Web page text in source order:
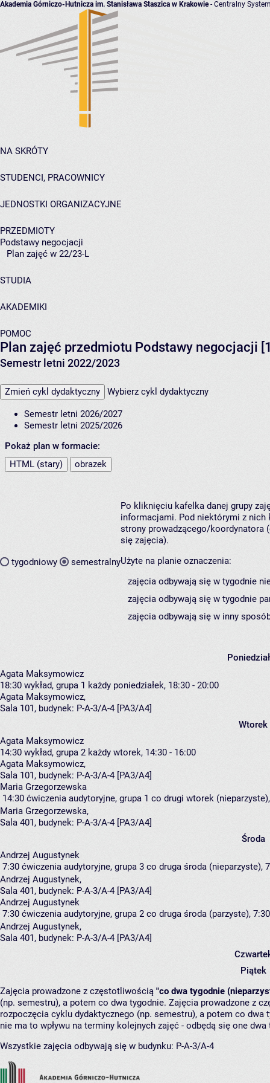
Akademia Górniczo-Hutnicza im. Stanisława Staszica w Krakowie- Centralny
NA SKRÓTY
STUDENCI, PRACOWNICY
JEDNOSTKI ORGANIZACYJNE
PRZEDMIOTY
Podstawy negocjacji
Plan zajęć w 22/23-L
STUDIA
AKADEMIKI
POMOC
Plan zajęć przedmiotu Podstawy negocjacji
Semestr letni 2022/2023
Zmień cykl dydaktyczny Wybierz cykl dydaktyczny
Semestr letni 2026/2027
Semestr letni 2025/2026
Pokaż plan w formacie:
HTML (stary)
obrazek
tygodniowy semestralny
Po kliknięciu kafelka danej grupy
informacjami. Pod niektórymi z nich
strony prowadzącego/koordynatora
się zajęcia).
Użyte na planie oznaczenia:
zajęcia odbywają się w tygodnie
zajęcia odbywają się w tygodnie
zajęcia odbywają się w inny
Agata Maksymowicz
18:30 wykład, grupa 1 każdy poniedziałek, 18:30 - 20:00
Agata Maksymowicz,
Sala 101, budynek: P-A-3/A-4 [PA3/A4]
Wtorek
Agata Maksymowicz
14:30 wykład, grupa 2 każdy wtorek, 14:30 - 16:00
Agata Maksymowicz,
Sala 101, budynek: P-A-3/A-4 [PA3/A4]
Maria Grzegorzewska
14:30 ćwiczenia audytoryjne, grupa 1 co drugi wtorek
Maria Grzegorzewska,
Sala 401, budynek: P-A-3/A-4 [PA3/A4]
Środa
Andrzej Augustynek
7:30 ćwiczenia audytoryjne, grupa 3 co druga środa (nieparzyste),
Andrzej Augustynek,
Sala 401, budynek: P-A-3/A-4 [PA3/A4]
Andrzej Augustynek
7:30 ćwiczenia audytoryjne, grupa 2 co druga środa (parzyste),
Andrzej Augustynek,
Sala 401, budynek: P-A-3/A-4 [PA3/A4]
Piątek
Zajęcia prowadzone z częstotliwością "co dwa tygodnie
(np. semestru), a potem co dwa tygodnie. Zajęcia prowadzone z
rozpoczęcia cyklu dydaktycznego (np. semestru), a potem co
nie ma to wpływu na terminy kolejnych zajęć - odbędą się one
Wszystkie zajęcia odbywają się w budynku: P-A-3/A-4